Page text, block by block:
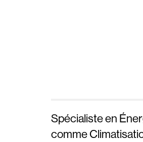
Spécialiste en
comme